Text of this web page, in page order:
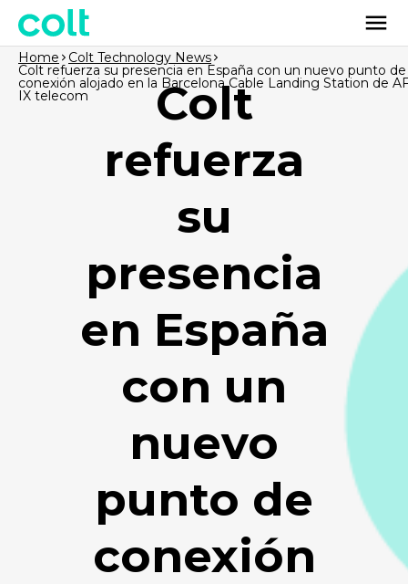
Colt
refuerza
su
presencia
en España
con un
nuevo
punto de
conexión
Home Colt Technology News
Colt refuerza su presencia en España con un nuevo punto de
conexión alojado en la Barcelona Cable Landing Station de
IX telecom